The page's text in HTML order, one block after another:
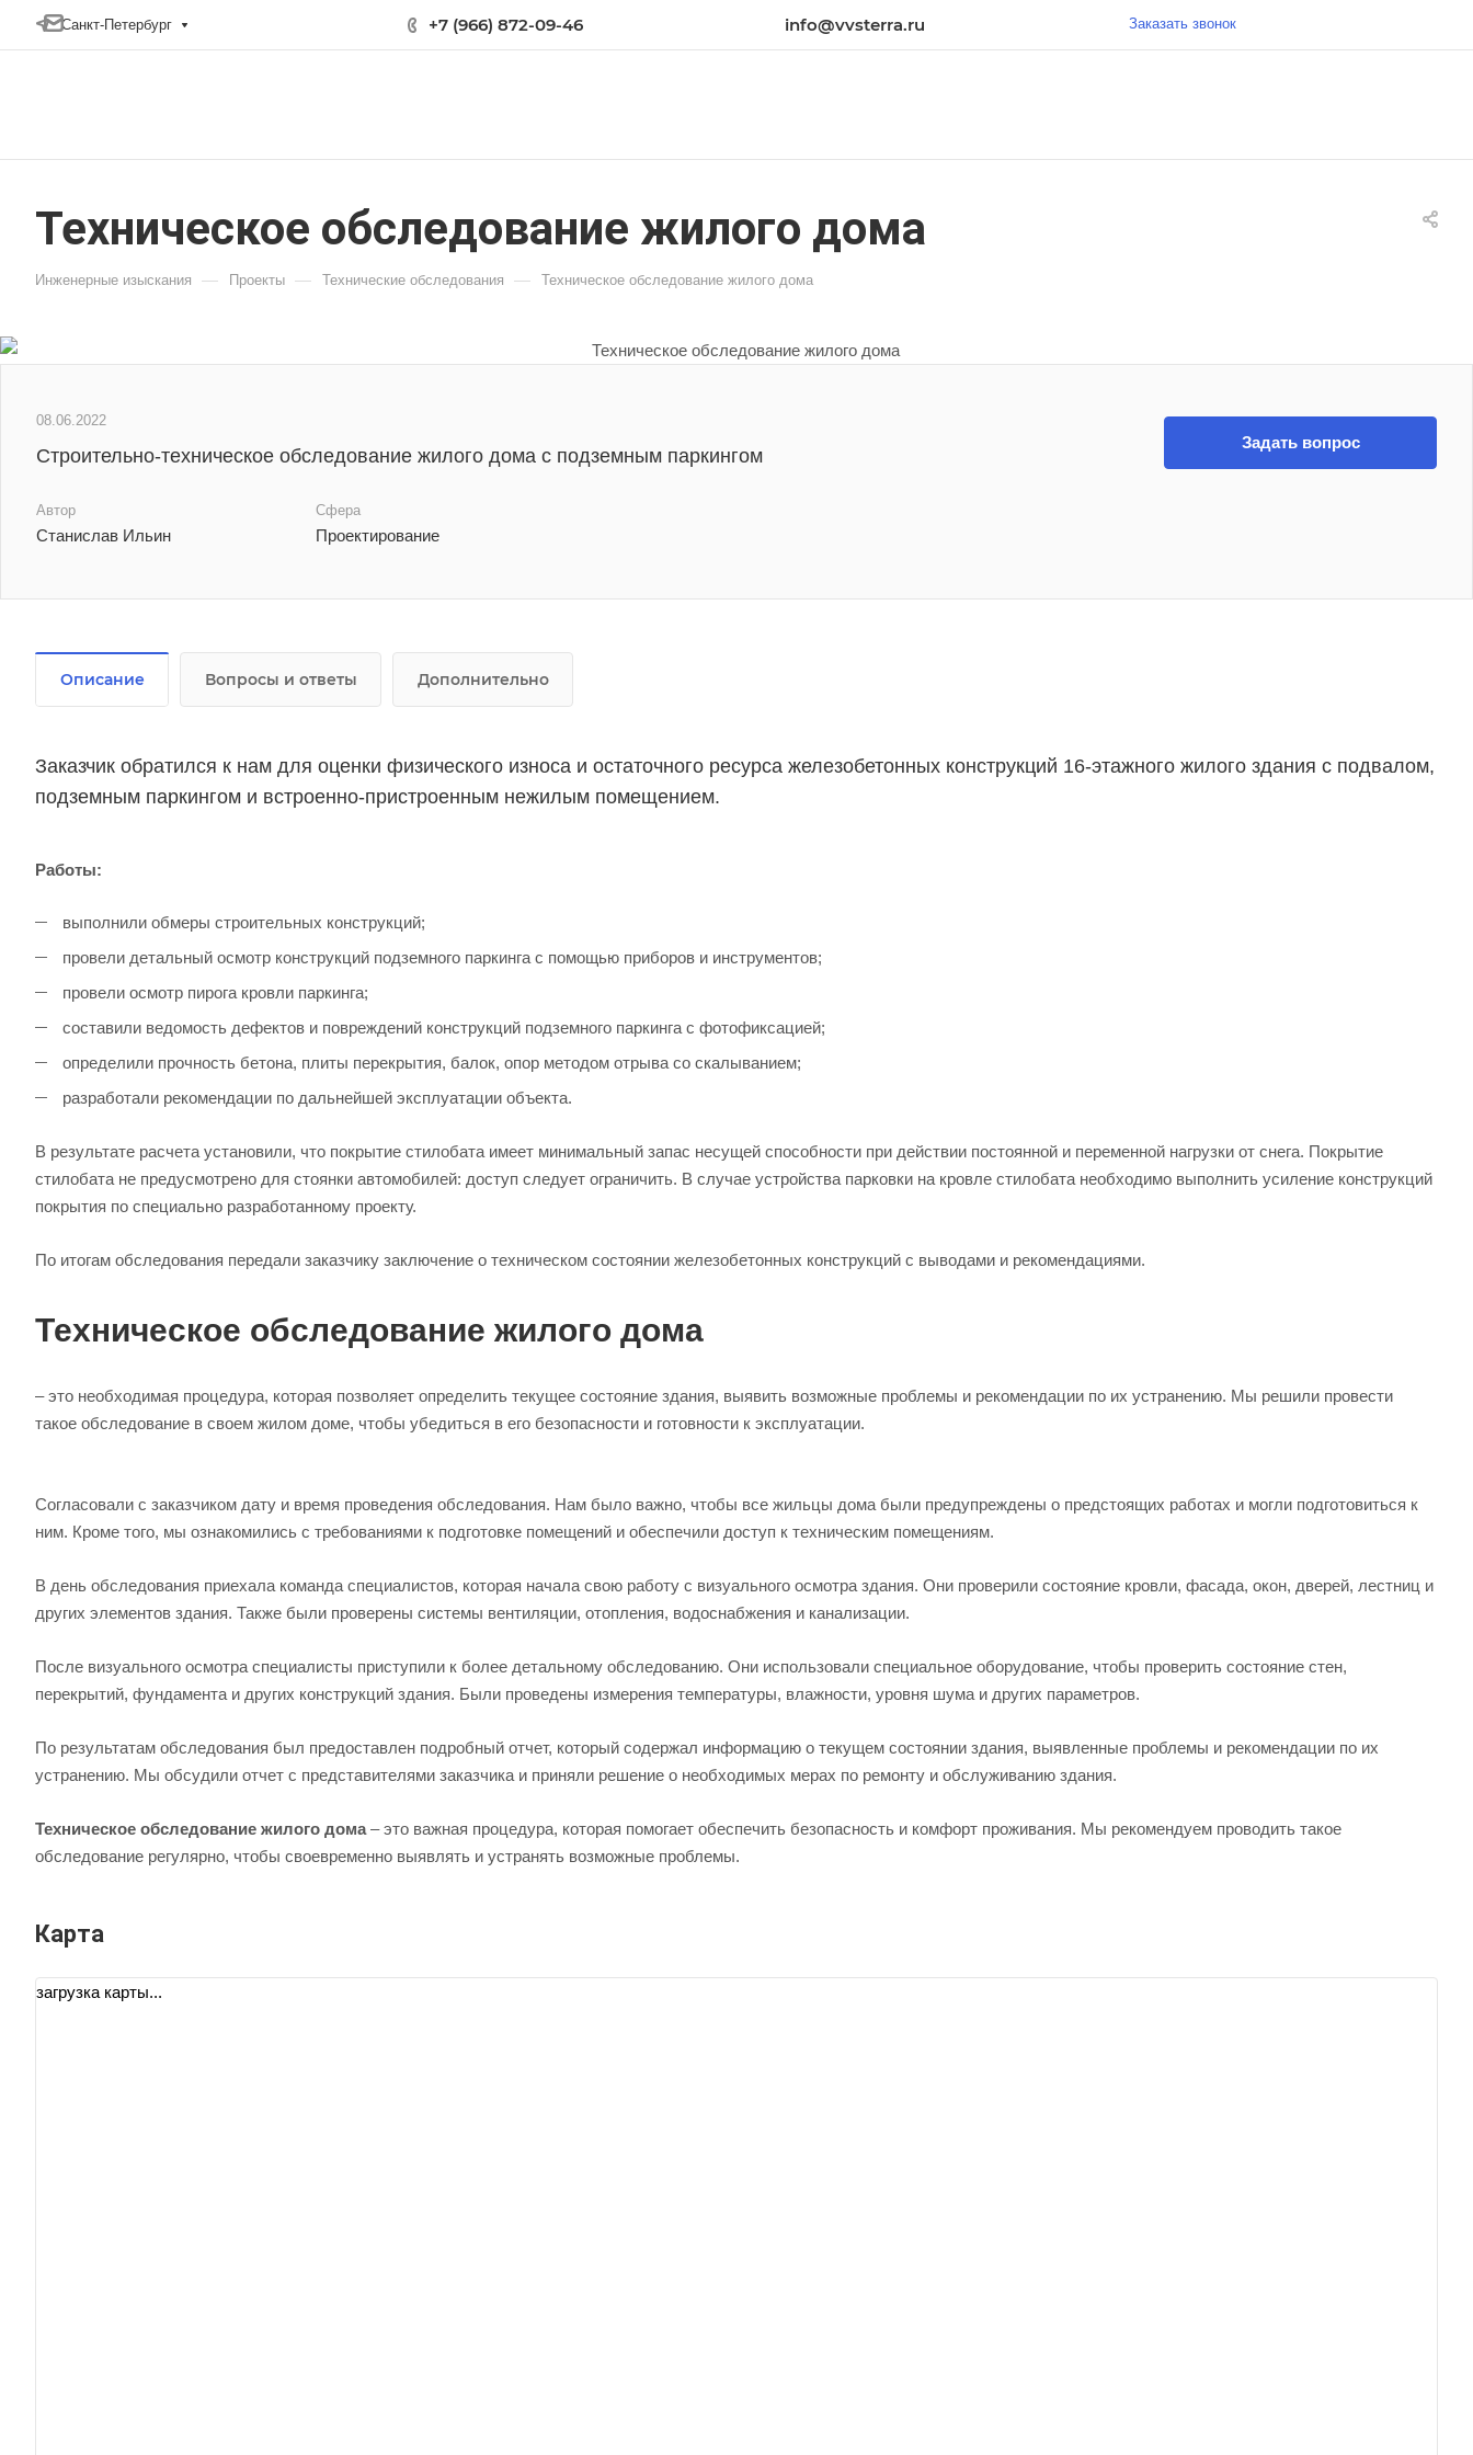
Санкт-Петербург +7 (966) 872-09-46 info@vvsterra.ru Заказать звонок
Техническое обследование жилого дома
Инженерные изыскания — Проекты — Технические обследования — Техническое обследование жилого дома
08.06.2022
Строительно-техническое обследование жилого дома с подземным паркингом
Автор
Станислав Ильин
Сфера
Проектирование
Задать вопрос
Описание Вопросы и ответы Дополнительно
Заказчик обратился к нам для оценки физического износа и остаточного ресурса железобетонных конструкций 16-этажного жилого здания с подвалом,
подземным паркингом и встроенно-пристроенным нежилым помещением.
Работы:
выполнили обмеры строительных конструкций;
провели детальный осмотр конструкций подземного паркинга с помощью приборов и инструментов;
провели осмотр пирога кровли паркинга;
составили ведомость дефектов и повреждений конструкций подземного паркинга с фотофиксацией;
определили прочность бетона, плиты перекрытия, балок, опор методом отрыва со скалыванием;
разработали рекомендации по дальнейшей эксплуатации объекта.
В результате расчета установили, что покрытие стилобата имеет минимальный запас несущей способности при действии постоянной и переменной нагрузки от снега. Покрытие
стилобата не предусмотрено для стоянки автомобилей: доступ следует ограничить. В случае устройства парковки на кровле стилобата необходимо выполнить усиление конструкций
покрытия по специально разработанному проекту.
По итогам обследования передали заказчику заключение о техническом состоянии железобетонных конструкций с выводами и рекомендациями.
Техническое обследование жилого дома
– это необходимая процедура, которая позволяет определить текущее состояние здания, выявить возможные проблемы и рекомендации по их устранению. Мы решили провести
такое обследование в своем жилом доме, чтобы убедиться в его безопасности и готовности к эксплуатации.
Согласовали с заказчиком дату и время проведения обследования. Нам было важно, чтобы все жильцы дома были предупреждены о предстоящих работах и могли подготовиться к
ним. Кроме того, мы ознакомились с требованиями к подготовке помещений и обеспечили доступ к техническим помещениям.
В день обследования приехала команда специалистов, которая начала свою работу с визуального осмотра здания. Они проверили состояние кровли, фасада, окон, дверей, лестниц и
других элементов здания. Также были проверены системы вентиляции, отопления, водоснабжения и канализации.
После визуального осмотра специалисты приступили к более детальному обследованию. Они использовали специальное оборудование, чтобы проверить состояние стен,
перекрытий, фундамента и других конструкций здания. Были проведены измерения температуры, влажности, уровня шума и других параметров.
По результатам обследования был предоставлен подробный отчет, который содержал информацию о текущем состоянии здания, выявленные проблемы и рекомендации по их
устранению. Мы обсудили отчет с представителями заказчика и приняли решение о необходимых мерах по ремонту и обслуживанию здания.
Техническое обследование жилого дома– это важная процедура, которая помогает обеспечить безопасность и комфорт проживания. Мы рекомендуем проводить такое
обследование регулярно, чтобы своевременно выявлять и устранять возможные проблемы.
Карта
загрузка карты...